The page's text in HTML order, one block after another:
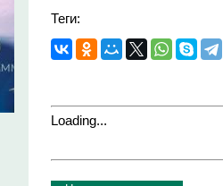
Теги:
Loading...